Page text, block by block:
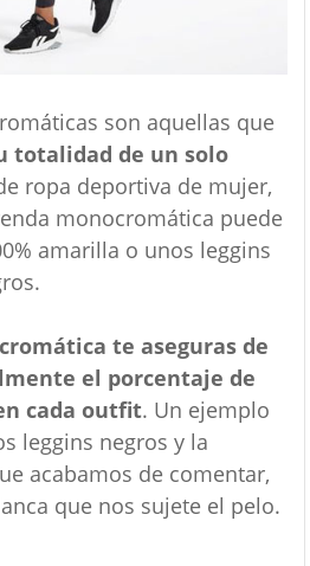
son aquellas que
totalidad de un solo
ropa deportiva de mujer,
monocromática puede
amarilla o unos leggins
te aseguras de
el porcentaje de
cada outfit. Un ejemplo
leggins negros y la
acabamos de comentar,
que nos sujete el pelo.